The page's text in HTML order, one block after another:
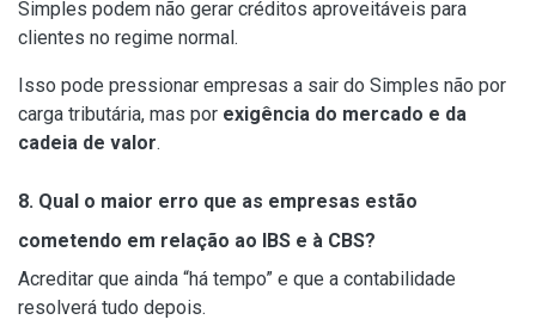
Simples podem não gerar créditos aproveitáveis para
clientes no regime normal.
Isso pode pressionar empresas a sair do Simples não por
carga tributária, mas por exigência do mercado e da
cadeia de valor.
8. Qual o maior erro que as empresas estão
cometendo em relação ao IBS e à CBS?
Acreditar que ainda “há tempo” e que a contabilidade
resolverá tudo depois.